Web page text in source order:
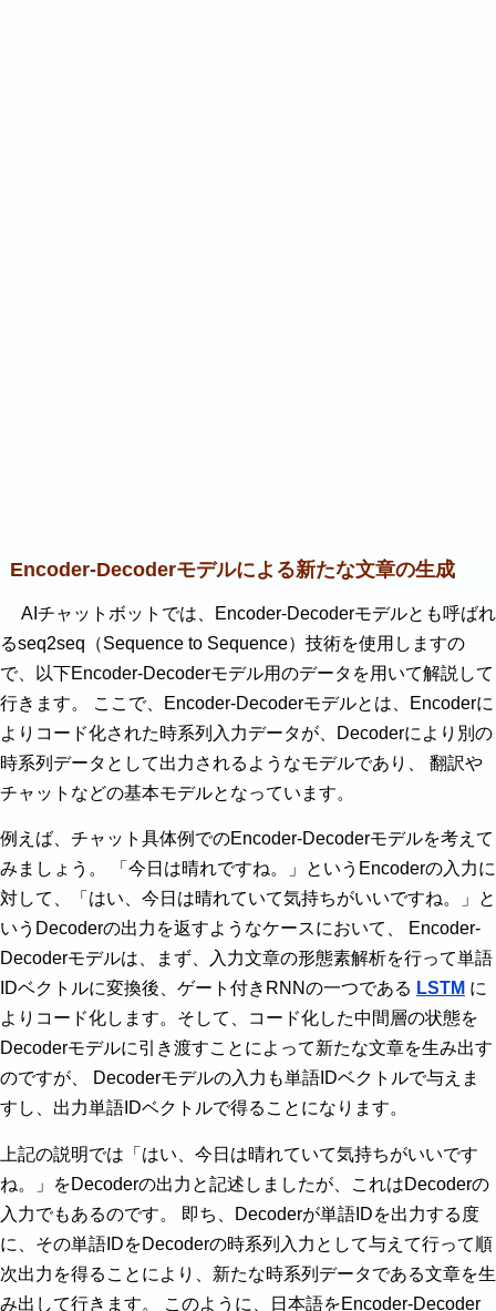
Encoder-Decoderモデルによる新たな文章の生成
AIチャットボットでは、Encoder-Decoderモデルとも呼ばれ
るseq2seq（Sequence to Sequence）技術を使用しますの
で、以下Encoder-Decoderモデル用のデータを用いて解説して
行きます。 ここで、Encoder-Decoderモデルとは、Encoderに
よりコード化された時系列入力データが、Decoderにより別の
時系列データとして出力されるようなモデルであり、 翻訳や
チャットなどの基本モデルとなっています。
例えば、チャット具体例でのEncoder-Decoderモデルを考えて
みましょう。 「今日は晴れですね。」というEncoderの入力に
対して、「はい、今日は晴れていて気持ちがいいですね。」と
いうDecoderの出力を返すようなケースにおいて、 Encoder-
Decoderモデルは、まず、入力文章の形態素解析を行って単語
IDベクトルに変換後、ゲート付きRNNの一つである LSTM に
よりコード化します。そして、コード化した中間層の状態を
Decoderモデルに引き渡すことによって新たな文章を生み出す
のですが、 Decoderモデルの入力も単語IDベクトルで与えま
すし、出力単語IDベクトルで得ることになります。
上記の説明では「はい、今日は晴れていて気持ちがいいです
ね。」をDecoderの出力と記述しましたが、これはDecoderの
入力でもあるのです。 即ち、Decoderが単語IDを出力する度
に、その単語IDをDecoderの時系列入力として与えて行って順
次出力を得ることにより、新たな時系列データである文章を生
み出して行きます。 このように、日本語をEncoder-Decoder